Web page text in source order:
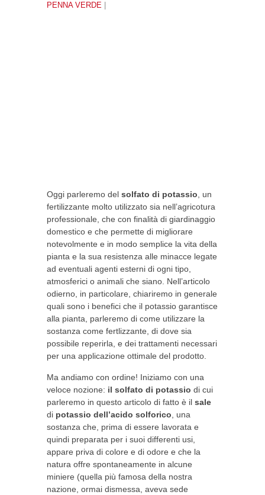
PENNA VERDE
Oggi parleremo del solfato di potassio , un
fertilizzante molto utilizzato sia nell’agricotura
professionale, che con finalità di giardinaggio
domestico e che permette di migliorare
notevolmente e in modo semplice la vita della
pianta e la sua resistenza alle minacce legate
ad eventuali agenti esterni di ogni tipo,
atmosferici o animali che siano. Nell’articolo
odierno, in particolare, chiariremo in generale
quali sono i benefici che il potassio garantisce
alla pianta, parleremo di come utilizzare la
sostanza come fertlizzante, di dove sia
possibile reperirla, e dei trattamenti necessari
per una applicazione ottimale del prodotto.
Ma andiamo con ordine! Iniziamo con una
veloce nozione: il solfato di potassio di cui
parleremo in questo articolo di fatto è il sale
di potassio dell’acido solforico , una
sostanza che, prima di essere lavorata e
quindi preparata per i suoi differenti usi,
appare priva di colore e di odore e che la
natura offre spontaneamente in alcune
miniere (quella più famosa della nostra
nazione, ormai dismessa, aveva sede